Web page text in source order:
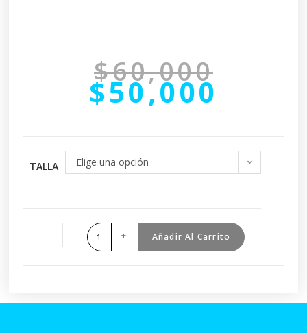
$60,000
$50,000
TALLA Elige una opción
- + Añadir Al Carrito